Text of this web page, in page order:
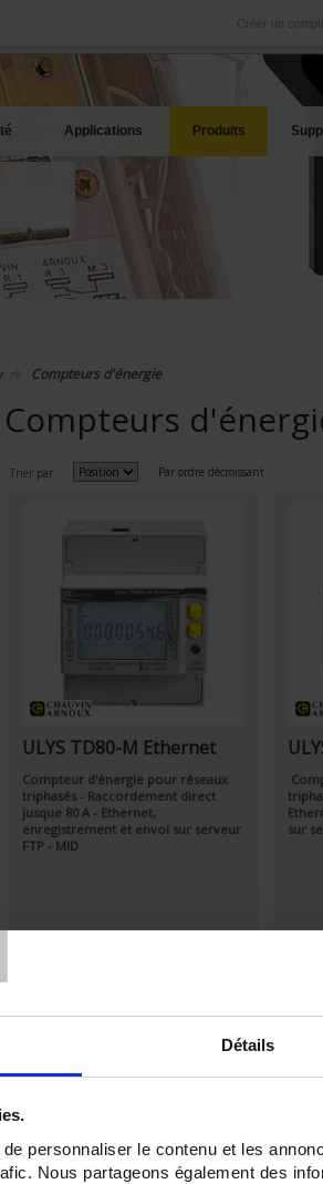
Détails
personnaliser le contenu et les
Nous partageons également des
Créer un compte
International
Nos filiales à l'étranger
Sites
Nos
Applications Produits
Compteurs d'énergie
Compteurs
Trier par Par ordre décroissant
ULYS TD80-M Ethernet
Compteur d'énergie pour réseaux
triphasés - Raccordement direct
jusque 80 A - Ethernet,
enregistrement et envoi sur serveur
FTP - MID
sur